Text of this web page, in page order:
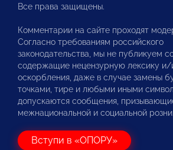
Все права защищены.
Комментарии на сайте проходят
Согласно требованиям российского
законодательства, мы не публикуем
содержащие нецензурную лексику и/
оскорбления, даже в случае замены
точками, тире и любыми иными
допускаются сообщения,
межнациональной и социальной розни.
Вступи в «ОПОРУ»